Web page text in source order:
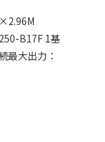
B17F 1基
大出力：